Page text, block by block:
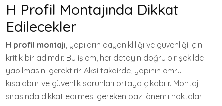
H Profil Montajında Dikkat
Edilecekler
H profil montajı, yapıların dayanıklılığı ve güvenliği için
kritik bir adımdır. Bu işlem, her detayın doğru bir şekilde
yapılmasını gerektirir. Aksi takdirde, yapının ömrü
kısalabilir ve güvenlik sorunları ortaya çıkabilir. Montaj
sırasında dikkat edilmesi gereken bazı önemli noktalar